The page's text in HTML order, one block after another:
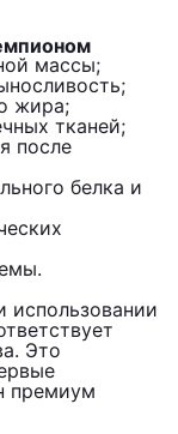
массы;
жира;
тканей;
после
белка и
использовании
Это
премиум